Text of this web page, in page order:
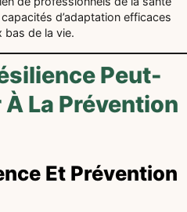
d’adaptation efficaces
bas de la vie.
Peut-
La Prévention
Et Prévention